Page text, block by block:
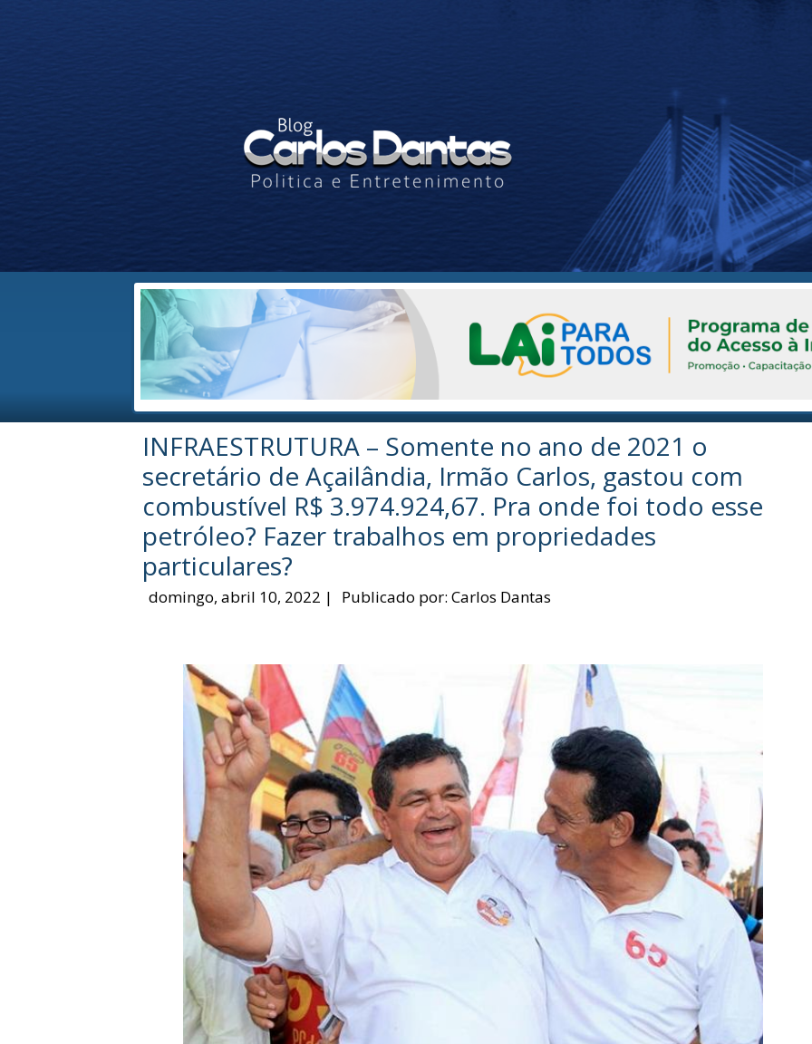
INFRAESTRUTURA – Somente no ano de 2021 o
secretário de Açailândia, Irmão Carlos, gastou com
combustível R$ 3.974.924,67. Pra onde foi todo esse
petróleo? Fazer trabalhos em propriedades
particulares?
domingo, abril 10, 2022 | Publicado por: Carlos Dantas